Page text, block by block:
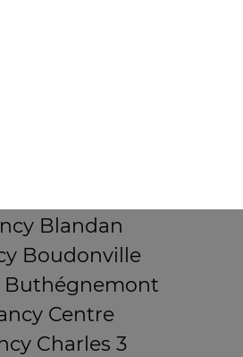
Blandan
Boudonville
Buthégnemont
Centre
Charles 3